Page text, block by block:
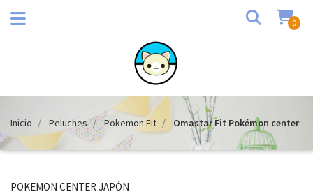
0
Inicio Peluches Pokemon Fit Omastar Fit Pokémon center
POKEMON CENTER JAPÓN